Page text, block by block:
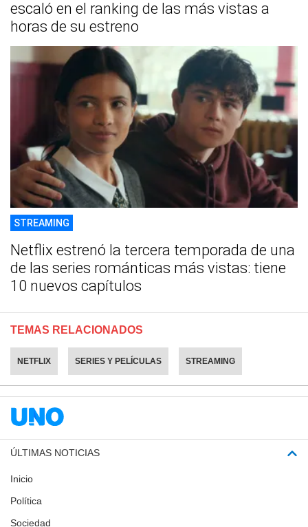
escaló en el ranking de las más vistas a
horas de su estreno
STREAMING
Netflix estrenó la tercera temporada de una
de las series románticas más vistas: tiene
10 nuevos capítulos
TEMAS RELACIONADOS
NETFLIX SERIES Y PELÍCULAS STREAMING
ÚLTIMAS NOTICIAS
Inicio
Política
Sociedad